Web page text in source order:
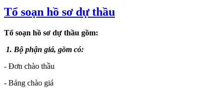
Chương trình đào tạo chuyên sâu dầu khí được sự hỗ trợ của
Đại học mỏ địa chất Hà Nội, Đại học Bách khoa Hà Nội, Đại học
Tổ soạn hồ sơ dự thầu
Tổ soạn hồ sơ dự thầu gồm:
1. Bộ phận giá, gồm có:
- Đơn chào thầu
- Bảng chào giá